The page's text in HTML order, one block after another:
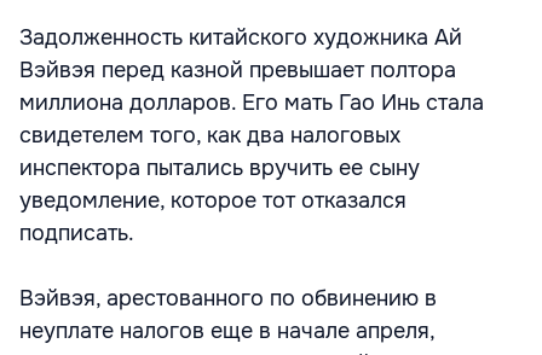
Задолженность китайского художника Ай
Вэйвэя перед казной превышает полтора
миллиона долларов. Его мать Гао Инь стала
свидетелем того, как два налоговых
инспектора пытались вручить ее сыну
уведомление, которое тот отказался
подписать.
Вэйвэя, арестованного по обвинению в
неуплате налогов еще в начале апреля,